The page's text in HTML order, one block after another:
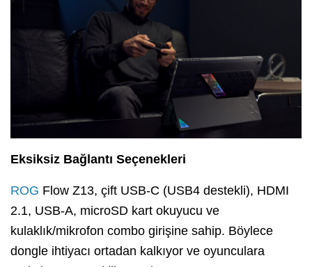
Eksiksiz Bağlantı Seçenekleri
ROG Flow Z13, çift USB-C (USB4 destekli), HDMI
2.1, USB-A, microSD kart okuyucu ve
kulaklık/mikrofon combo girişine sahip. Böylece
dongle ihtiyacı ortadan kalkıyor ve oyunculara